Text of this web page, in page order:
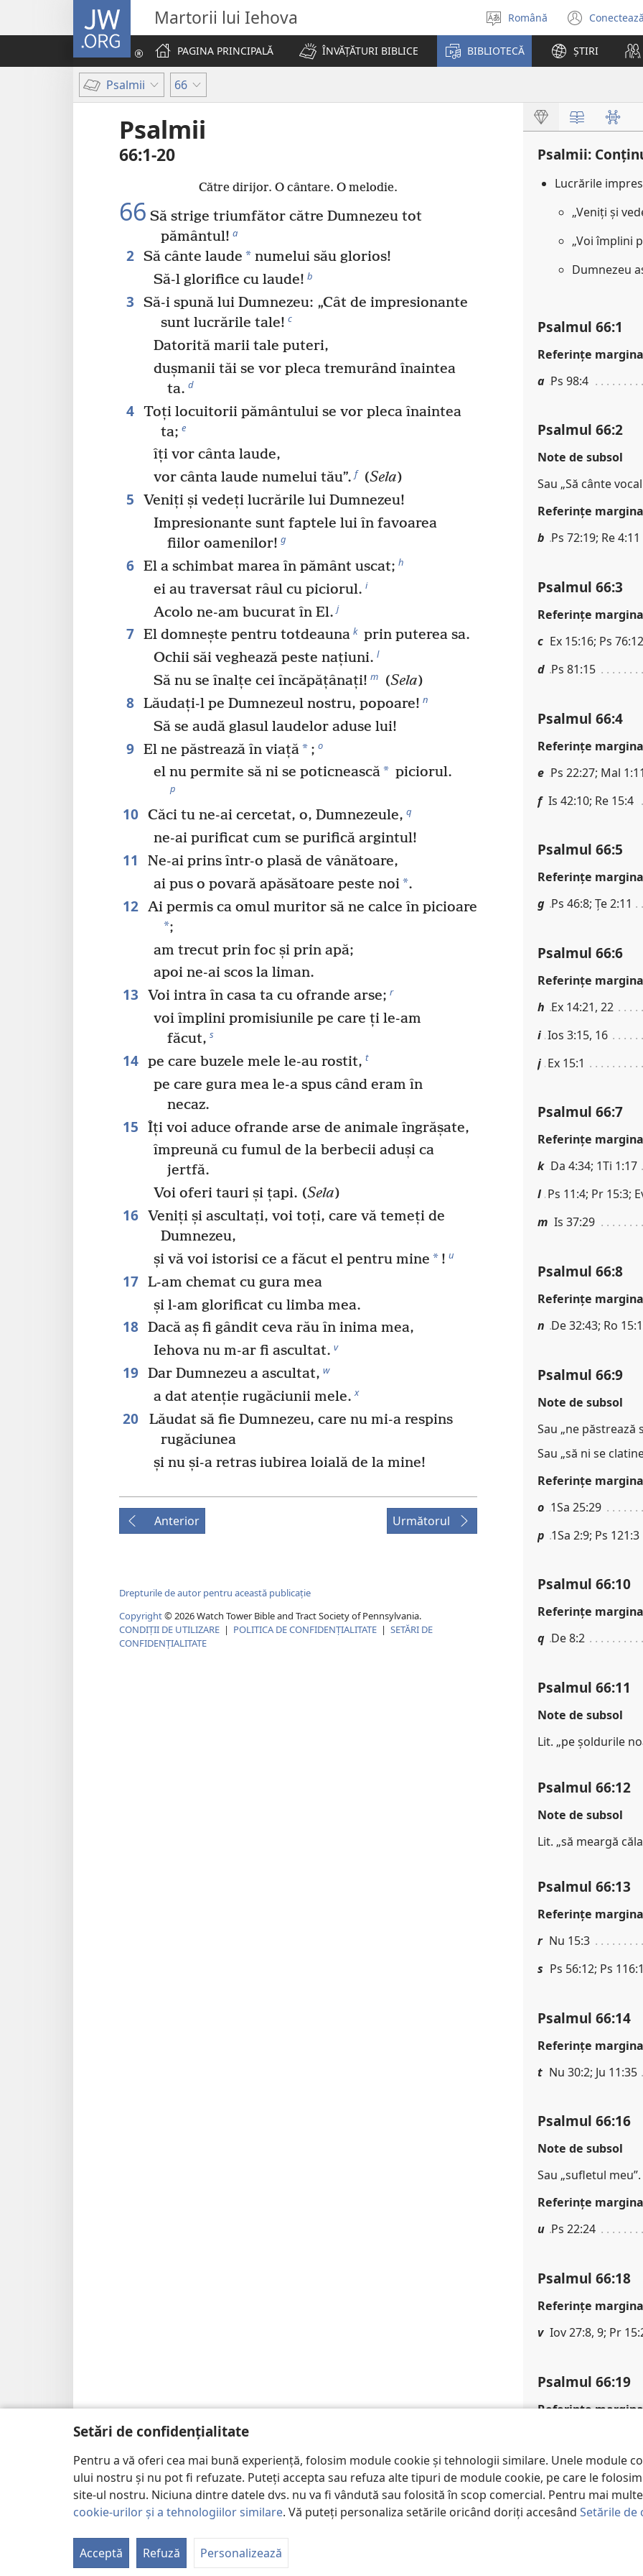
Setări de confidențialitate
Pentru a vă oferi cea mai bună experiență, folosim module cookie și tehnologii similare. Unele module
ului nostru și nu pot fi refuzate. Puteți accepta sau refuza alte tipuri de module cookie, pe care le
site-ul nostru. Niciuna dintre datele dvs. nu va fi vândută sau folosită în scop comercial. Pentru mai
cookie-urilor și a tehnologiilor similare. Vă puteți personaliza setările oricând doriți accesând Setările
Acceptă Refuză Personalizează
JW.ORG Martorii lui Iehova
Selectaţi
limba
Română
(se
PAGINA PRINCIPALĂ
ÎNVĂȚĂTURI BIBLICE BIBLIOTECĂ ȘTIRI
Psalmii 66
Psalmii
66:1-20
Către dirijor. O cântare. O melodie.
66 Să strige triumfător către Dumnezeu tot
pământul! a
2 Să cânte laude *numelui său glorios!
Să-l glorifice cu laude! b
3
Să-i spună lui Dumnezeu: „Cât de impresionante
sunt lucrările tale! c
Datorită marii tale puteri,
dușmanii tăi se vor pleca tremurând înaintea
ta. d
4 Toți locuitorii pământului se vor pleca înaintea
ta; e
îți vor cânta laude,
vor cânta laude numelui tău”. f (Sela)
5
Veniți și vedeți lucrările lui Dumnezeu!
Impresionante sunt faptele lui în favoarea
fiilor oamenilor! g
6 El a schimbat marea în pământ uscat; h
ei au traversat râul cu piciorul. i
Acolo ne-am bucurat în El. j
7 El domnește pentru totdeauna k prin puterea sa.
Ochii săi veghează peste națiuni. l
Să nu se înalțe cei încăpățânați! m (Sela)
8 Lăudați-l pe Dumnezeul nostru, popoare! n
Să se audă glasul laudelor aduse lui!
9 El ne păstrează în viață* ; o
el nu permite să ni se poticnească* piciorul.
p
10 Căci tu ne-ai cercetat, o, Dumnezeule, q
ne-ai purificat cum se purifică argintul!
11
Ne-ai prins într-o plasă de vânătoare,
ai pus o povară apăsătoare peste noi*.
12 Ai permis ca omul muritor să ne calce în picioare
*;
am trecut prin foc și prin apă;
apoi ne-ai scos la liman.
13 Voi intra în casa ta cu ofrande arse; r
voi împlini promisiunile pe care ți le-am
făcut, s
14 pe care buzele mele le-au rostit, t
pe care gura mea le-a spus când eram în
necaz.
15
Îți voi aduce ofrande arse de animale îngrășate,
împreună cu fumul de la berbecii aduși ca
jertfă.
Voi oferi tauri și țapi. (Sela)
16 Veniți și ascultați, voi toți, care vă temeți de
Dumnezeu,
și vă voi istorisi ce a făcut el pentru mine * ! u
17 L-am chemat cu gura mea
și l-am glorificat cu limba mea.
18 Dacă aș fi gândit ceva rău în inima mea,
Iehova nu m-ar fi ascultat. v
19 Dar Dumnezeu a ascultat, w
a dat atenție rugăciunii mele. x
20
Lăudat să fie Dumnezeu, care nu mi-a respins
rugăciunea
și nu și-a retras iubirea loială de la mine!
Anterior Următorul
Drepturile de autor pentru această publicație
Copyright©2026Watch Tower Bible and Tract Society of Pennsylvania.
CONDIȚII DE UTILIZARE | POLITICA DE CONFIDENŢIALITATE | SETĂRI DE
CONFIDENȚIALITATE
Psalmii:
Lucrările
„Veniți și
„Voi împlini
Dumnezeu
Psalmul 66:1
Referinţe
a Ps 98:4
Psalmul 66:2
Note de subsol
Sau „Să cânte
Referinţe
b Ps 72:19; Re 4:11
Psalmul 66:3
Referinţe
c Ex 15:16; Ps
d Ps 81:15
Psalmul 66:4
Referinţe
e Ps 22:27; Mal 1:11
f Is 42:10; Re 15:4
Psalmul 66:5
Referinţe
g Ps 46:8; Țe 2:11
Psalmul 66:6
Referinţe
h Ex 14:21, 22
i Ios 3:15, 16
j Ex 15:1
Psalmul 66:7
Referinţe
k Da 4:34; 1Ti 1:17
l Ps 11:4; Pr 15:3;
m Is 37:29
Psalmul 66:8
Referinţe
n De 32:43; Ro
Psalmul 66:9
Note de subsol
Sau „ne păstrează
Sau „să ni se
Referinţe
o 1Sa 25:29
p 1Sa 2:9; Ps 121:3
Psalmul 66:10
Referinţe
q De 8:2
Psalmul 66:11
Note de subsol
Lit. „pe șoldurile
Psalmul 66:12
Note de subsol
Lit. „să meargă
Psalmul 66:13
Referinţe
r Nu 15:3
s Ps 56:12; Ps
Psalmul 66:14
Referinţe
t Nu 30:2; Ju 11:35
Psalmul 66:16
Note de subsol
Sau „sufletul meu”.
Referinţe
u Ps 22:24
Psalmul 66:18
Referinţe
v Iov 27:8, 9; Pr
Psalmul 66:19
Referinţe
x Ev 5:7